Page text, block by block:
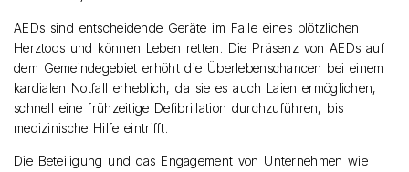
AEDs sind entscheidende Geräte im Falle eines plötzlichen
Herztods und können Leben retten. Die Präsenz von AEDs auf
dem Gemeindegebiet erhöht die Überlebenschancen bei einem
kardialen Notfall erheblich, da sie es auch Laien ermöglichen,
schnell eine frühzeitige Defibrillation durchzuführen, bis
medizinische Hilfe eintrifft.
Die Beteiligung und das Engagement von Unternehmen wie